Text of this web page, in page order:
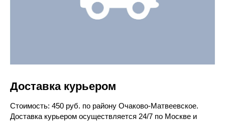
Доставка курьером
Cтоимость: 450 руб. по району Очаково-Матвеевское.
Доставка курьером осуществляется 24/7 по Москве и